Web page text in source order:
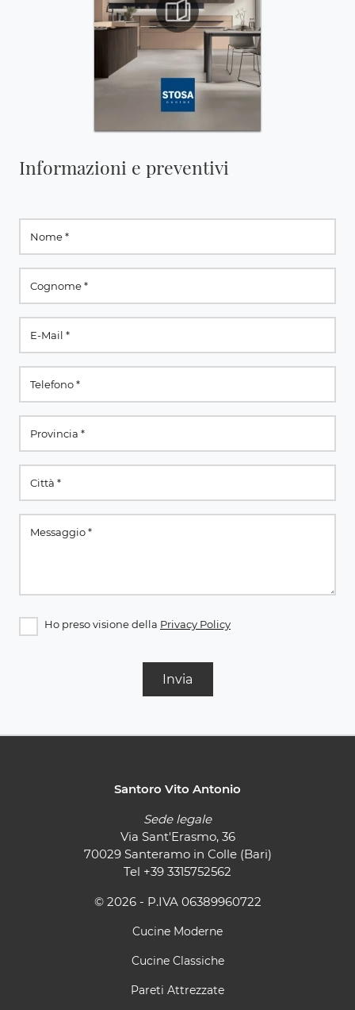
Informazioni e preventivi
Ho preso visione della Privacy Policy
Invia
Santoro Vito Antonio
Sede legale
Via Sant'Erasmo, 36
70029 Santeramo in Colle (Bari)
Tel +39 3315752562
© 2026 - P.IVA 06389960722
Cucine Moderne
Cucine Classiche
Pareti Attrezzate